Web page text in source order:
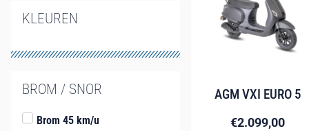
KLEUREN
BROM / SNOR
Brom 45 km/u
AGM VXI EURO 5
€2.099,00